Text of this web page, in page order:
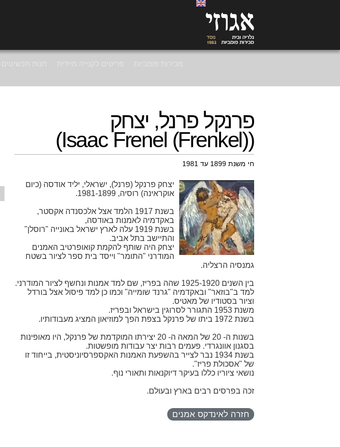
פרנקל פרנל, יצחק
(Isaac Frenel (Frenkel))
חי משנת 1899 עד 1981
יצחק פרנקל (פרנל), ישראלי, יליד אודסה (כיום
אוקראינה) רוסיה, 1981-1899.
בשנת 1917 הלמד אצל אלכסנדה אקסטר,
באקדמיה לאמנות באודסה,
בשנת 1919 עלה לארץ ישראל באונייה "רוסלן"
והתיישב בתל אביב.
יצחק היה שותף להקמת קואופרטיב האמנים
המודרני "התומר" וייסד בית ספר לציור בשטח
גמנסיה הרצליה.
בין השנים 1925-1920 שהה בפריז, שם למד אמנות ונחשף לציור המודרני.
למד ב"בוזאר" ובאקדמיה "גרנד שומייה" וכמו כן למד פיסול אצל בורדל
וציור בסטודיו של מאטיס.
משנת 1953 התגורר לסרוגין בישראל ובפריז.
בשנת 1972 ביתו של פרנקל בצפת הפך למוזיאון המציג מעבודותיו.
בשנות ה- 20 של המאה ה- 20 יצירתו המוקדמת של פרנקל, היו מאופינות
בסגנון אוונגרדי. פעמים רבות יצר עבודות מופשטות.
בשנת 1934 נבר לצייר בהשפעת האמנות האקספרסיוניסטית, בייחוד זו
של "אסכולת פריז".
נושאי ציוריו כללו בעיקר דיוקנאות ותאורי נוף.
זכה בפרסים רבים בארץ ובעולם.
חזרה לאינדקס אמנים